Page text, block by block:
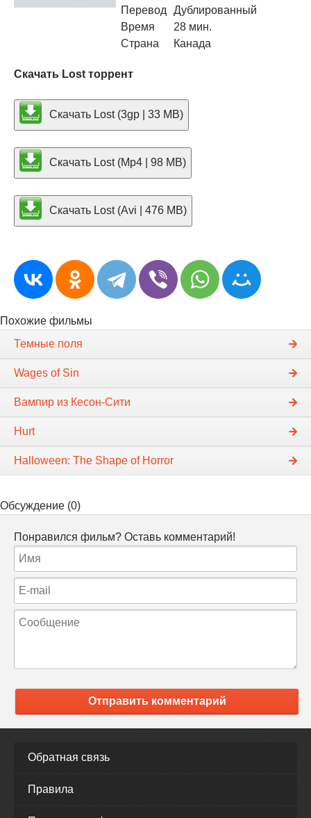
Перевод
Дублированный
Время
28 мин.
Страна
Канада
Скачать Lost торрент
Скачать Lost (3gp | 33 MB)
Скачать Lost (Mp4 | 98 MB)
Скачать Lost (Avi | 476 MB)
Похожие фильмы
Темные поля
Wages of Sin
Вампир из Кесон-Сити
Hurt
Halloween: The Shape of Horror
Обсуждение (0)
Понравился фильм? Оставь комментарий!
Отправить комментарий
Обратная связь
Правила